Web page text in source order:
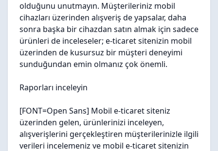
olduğunu unutmayın. Müşterileriniz mobil
cihazları üzerinden alışveriş de yapsalar, daha
sonra başka bir cihazdan satın almak için sadece
ürünleri de inceleseler; e-ticaret sitenizin mobil
üzerinden de kusursuz bir müşteri deneyimi
sunduğundan emin olmanız çok önemli.
Raporları inceleyin
[FONT=Open Sans] Mobil e-ticaret siteniz
üzerinden gelen, ürünlerinizi inceleyen,
alışverişlerini gerçekleştiren müşterilerinizle ilgili
verileri incelemeniz ve mobil e-ticaret sitenizin